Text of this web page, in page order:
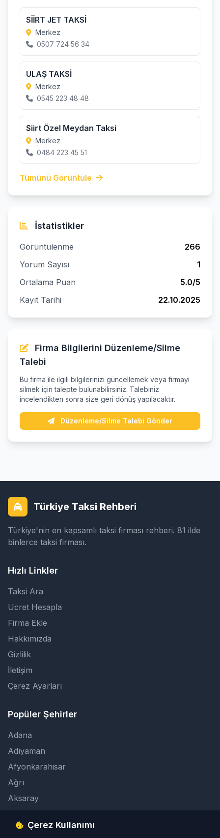
SİİRT JET TAKSİ
Merkez
0507 724 56 34
ULAŞ TAKSİ
Merkez
0545 223 48 48
Siirt Özel Meydan Taksi
Merkez
0484 223 45 51
Tümünü Görüntüle
İstatistikler
Görüntülenme
266
Yorum Sayısı
1
Ortalama Puan
5.0/5
Kayıt Tarihi
22.10.2025
Firma Bilgilerini Düzenleme/Silme
Talebi
Bu firma ile ilgili bilgilerinizi güncellemek veya firmayı
silmek için talepte bulunabilirsiniz. Talebiniz
incelendikten sonra size geri dönüş yapılacaktır.
Düzenleme/Silme Talebi Gönder
Türkiye Taksi Rehberi
Türkiye'nin en kapsamlı taksi firması rehberi. 81 ilde
binlerce taksi firması.
Hızlı Linkler
Taksi Ara
Ücret Hesapla
Firma Ekle
Hakkımızda
Gizlilik
İletişim
Çerez Ayarları
Popüler Şehirler
Adana
Adıyaman
Afyonkarahisar
Ağrı
Aksaray
İletişimÇerez Kullanımı